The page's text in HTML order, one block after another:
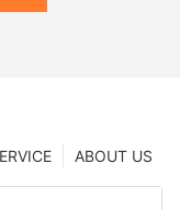
ABOUT US